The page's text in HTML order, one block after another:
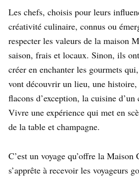
Les chefs, choisis pour leurs
créativité culinaire, connus ou
respecter les valeurs de la maison
saison, frais et locaux. Sinon, ils
créer en enchanter les gourmets
vont découvrir un lieu, une
flacons d’exception, la cuisine d’un
Vivre une expérience qui met en
de la table et champagne.
C’est un voyage qu’offre la Maison
s’apprête à recevoir les voyageurs